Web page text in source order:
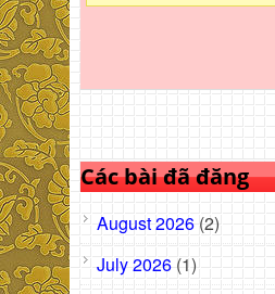
Các bài đã đăng
August 2026 (2)
July 2026 (1)